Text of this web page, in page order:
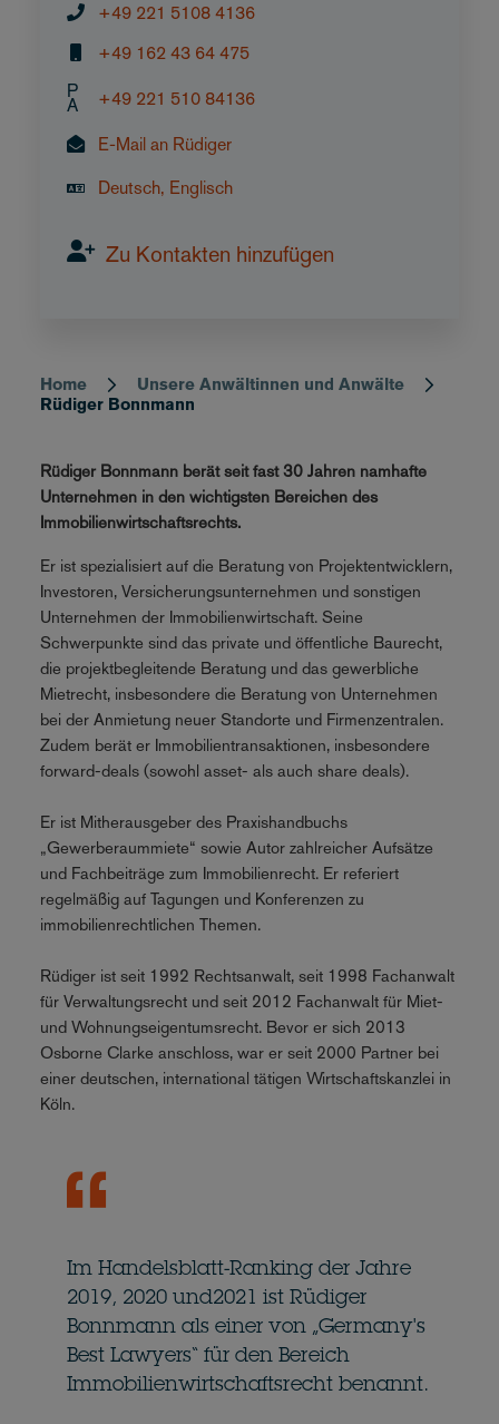
Breadcrumb
Home
Unsere Anwältinnen und Anwälte
Rüdiger Bonnmann
Rüdiger Bonnmann berät seit fast 30 Jahren namhafte
Unternehmen in den wichtigsten Bereichen des
Immobilienwirtschaftsrechts.
Er ist spezialisiert auf die Beratung von Projektentwicklern,
Investoren, Versicherungsunternehmen und sonstigen
Unternehmen der Immobilienwirtschaft. Seine
Schwerpunkte sind das private und öffentliche Baurecht,
die projektbegleitende Beratung und das gewerbliche
Mietrecht, insbesondere die Beratung von Unternehmen
bei der Anmietung neuer Standorte und Firmenzentralen.
Zudem berät er Immobilientransaktionen, insbesondere
forward-deals (sowohl asset- als auch share deals).
Er ist Mitherausgeber des Praxishandbuchs
„Gewerberaummiete“ sowie Autor zahlreicher Aufsätze
und Fachbeiträge zum Immobilienrecht. Er referiert
regelmäßig auf Tagungen und Konferenzen zu
immobilienrechtlichen Themen.
Rüdiger ist seit 1992 Rechtsanwalt, seit 1998 Fachanwalt
für Verwaltungsrecht und seit 2012 Fachanwalt für Miet-
und Wohnungseigentumsrecht. Bevor er sich 2013
Osborne Clarke anschloss, war er seit 2000 Partner bei
einer deutschen, international tätigen Wirtschaftskanzlei in
Köln.
Im Handelsblatt-Ranking der Jahre
2019, 2020 und2021 ist Rüdiger
Bonnmann als einer von „Germany's
Best Lawyers“ für den Bereich
Immobilienwirtschaftsrecht benannt.
+49 221 5108 4136
+49 162 43 64 475
P
A +49 221 510 84136
E-Mail an Rüdiger
Deutsch, Englisch
Zu Kontakten hinzufügen